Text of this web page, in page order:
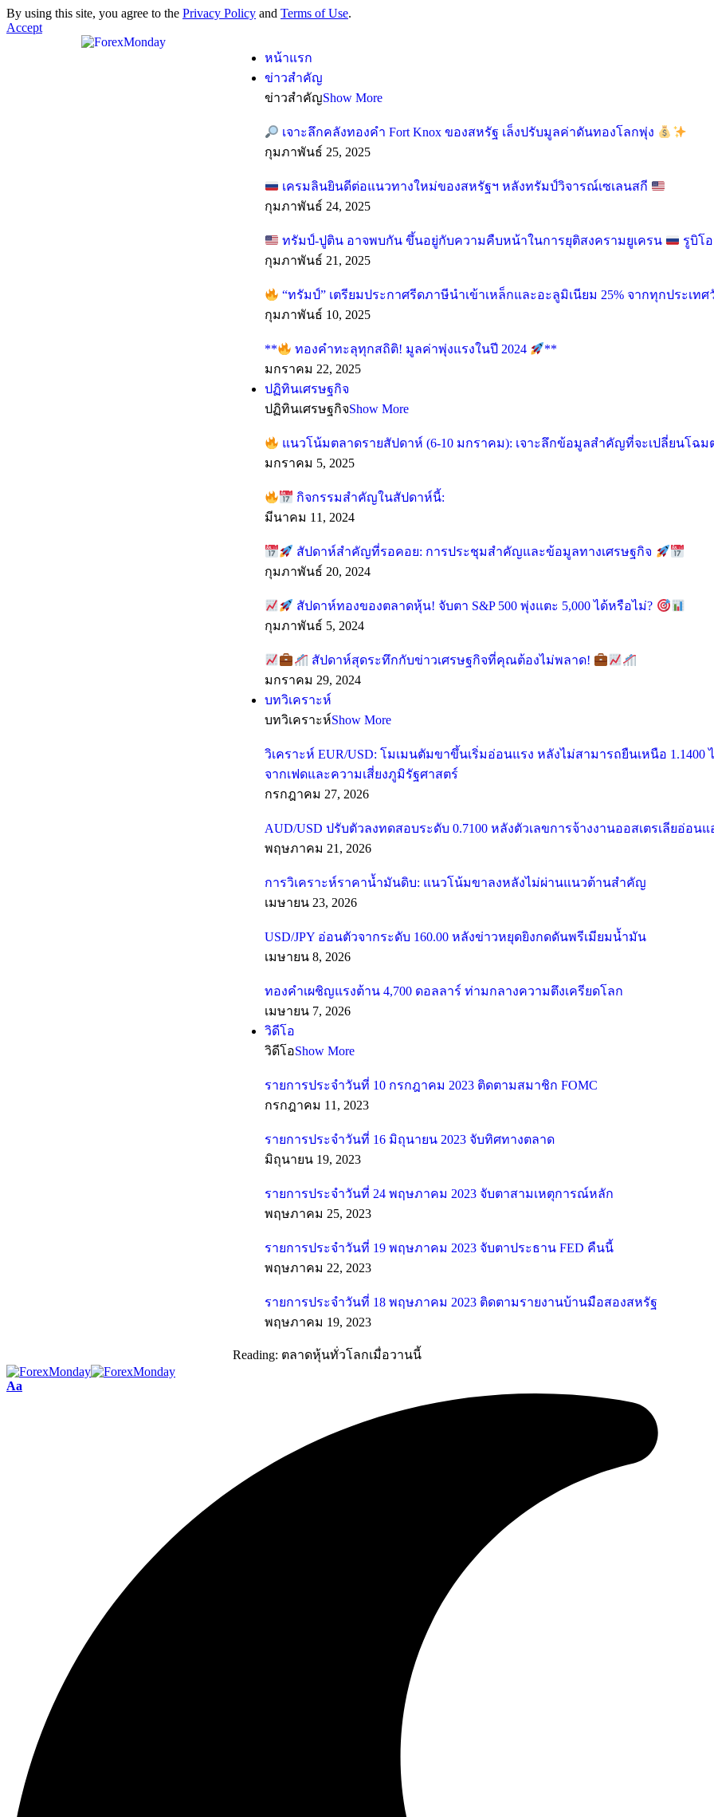
By using this site, you agree to the Privacy Policy and Terms of Use.
Accept
หน้าแรก
ข่าวสำคัญ
ข่าวสำคัญShow More
เจาะลึกคลังทองคำ Fort Knox ของสหรัฐ เล็งปรับมูลค่าดันทองโลกพุ่ง
กุมภาพันธ์ 25, 2025
เครมลินยินดีต่อแนวทางใหม่ของสหรัฐฯ หลังทรัมป์วิจารณ์เซเลนสกี
กุมภาพันธ์ 24, 2025
ทรัมป์-ปูติน อาจพบกัน ขึ้นอยู่กับความคืบหน้าในการยุติสงครามยูเครน
รูบิโ
กุมภาพันธ์ 21, 2025
“ทรัมป์” เตรียมประกาศรีดภาษีนำเข้าเหล็กและอะลูมิเนียม 25% จากทุกประเทศ
กุมภาพันธ์ 10, 2025
** ทองคำทะลุทุกสถิติ! มูลค่าพุ่งแรงในปี 2024
**
มกราคม 22, 2025
ปฏิทินเศรษฐกิจ
ปฏิทินเศรษฐกิจShow More
แนวโน้มตลาดรายสัปดาห์ (6-10 มกราคม): เจาะลึกข้อมูลสำคัญที่จะเปลี่ยนโฉม
มกราคม 5, 2025
กิจกรรมสำคัญในสัปดาห์นี้:
มีนาคม 11, 2024
สัปดาห์สำคัญที่รอคอย: การประชุมสำคัญและข้อมูลทางเศรษฐกิจ
กุมภาพันธ์ 20, 2024
สัปดาห์ทองของตลาดหุ้น! จับตา S&P 500 พุ่งแตะ 5,000 ได้หรือไม่?
กุมภาพันธ์ 5, 2024
สัปดาห์สุดระทึกกับข่าวเศรษฐกิจที่คุณต้องไม่พลาด!
มกราคม 29, 2024
บทวิเคราะห์
บทวิเคราะห์Show More
วิเคราะห์ EUR/USD: โมเมนตัมขาขึ้นเริ่มอ่อนแรง หลังไม่สามารถยืนเหนือ 1.1400
จากเฟดและความเสี่ยงภูมิรัฐศาสตร์
กรกฎาคม 27, 2026
AUD/USD ปรับตัวลงทดสอบระดับ 0.7100 หลังตัวเลขการจ้างงานออสเตรเลียอ่อน
พฤษภาคม 21, 2026
การวิเคราะห์ราคาน้ำมันดิบ: แนวโน้มขาลงหลังไม่ผ่านแนวต้านสำคัญ
เมษายน 23, 2026
USD/JPY อ่อนตัวจากระดับ 160.00 หลังข่าวหยุดยิงกดดันพรีเมียมน้ำมัน
เมษายน 8, 2026
ทองคำเผชิญแรงต้าน 4,700 ดอลลาร์ ท่ามกลางความตึงเครียดโลก
เมษายน 7, 2026
วิดีโอ
วิดีโอShow More
รายการประจำวันที่ 10 กรกฎาคม 2023 ติดตามสมาชิก FOMC
กรกฎาคม 11, 2023
รายการประจำวันที่ 16 มิถุนายน 2023 จับทิศทางตลาด
มิถุนายน 19, 2023
รายการประจำวันที่ 24 พฤษภาคม 2023 จับตาสามเหตุการณ์หลัก
พฤษภาคม 25, 2023
รายการประจำวันที่ 19 พฤษภาคม 2023 จับตาประธาน FED คืนนี้
พฤษภาคม 22, 2023
รายการประจำวันที่ 18 พฤษภาคม 2023 ติดตามรายงานบ้านมือสองสหรัฐ
พฤษภาคม 19, 2023
Reading: ตลาดหุ้นทั่วโลกเมื่อวานนี้
Aa